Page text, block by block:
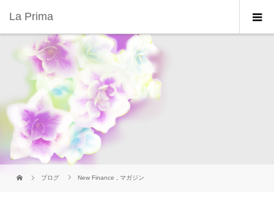
La Prima
ブログ New Finance ,マガジン